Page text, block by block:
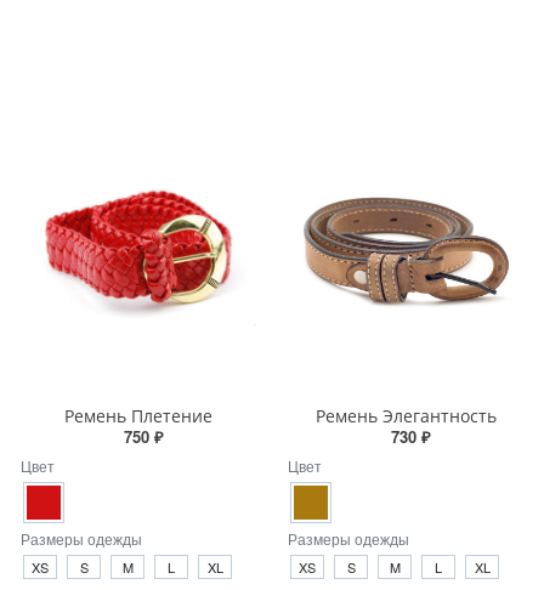
Ремень Плетение
750 ₽
Цвет
Размеры одежды
XS S M L XL
Ремень Элегантность
730 ₽
Цвет
Размеры одежды
XS S M L XL